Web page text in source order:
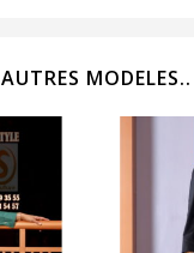
AUTRES MODELES..